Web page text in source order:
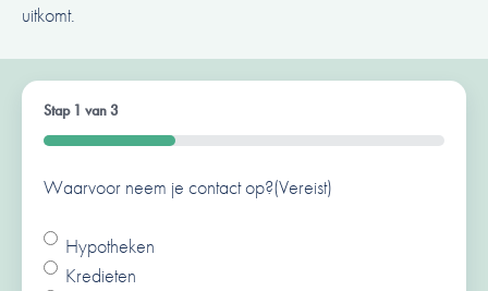
uitkomt.
Stap 1 van3
33%
Waarvoor neem je contact op?(Vereist)
Hypotheken
Kredieten
Ben je al een klant van ons?(Vereist)
Ja
Nee
Naam(Vereist)